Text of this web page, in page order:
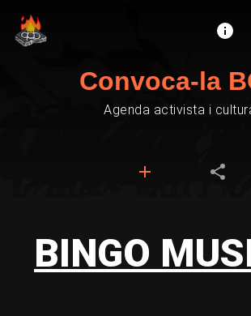
Convoca-la
Agenda activista i
BINGO